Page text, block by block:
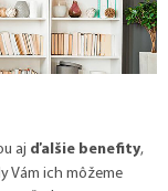
aj ďalšie benefity,
Vám ich môžeme